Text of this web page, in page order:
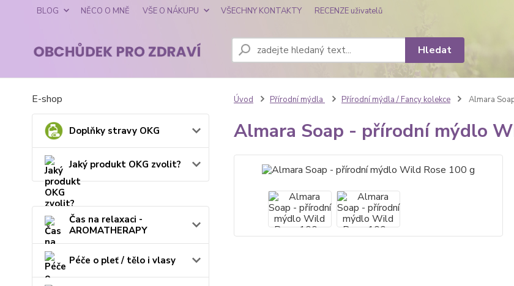
BLOG NĚCO O MNĚ VŠE O NÁKUPU VŠECHNY KONTAKTY RECENZE uživatelů
Hledat
E-shop
Doplňky stravy OKG
Jaký produkt OKG zvolit?
Čas na relaxaci -
AROMATHERAPY
Péče o pleť / tělo i vlasy
Úvod Přírodní mýdla Přírodní mýdla / Fancy kolekce Almara
Almara Soap - přírodní mýdlo